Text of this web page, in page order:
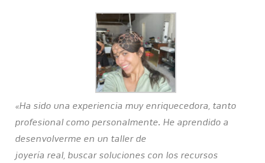
«Ha sido una experiencia muy enriquecedora, tanto
profesional como personalmente. He aprendido a
desenvolverme en un taller de
joyería real, buscar soluciones con los recursos